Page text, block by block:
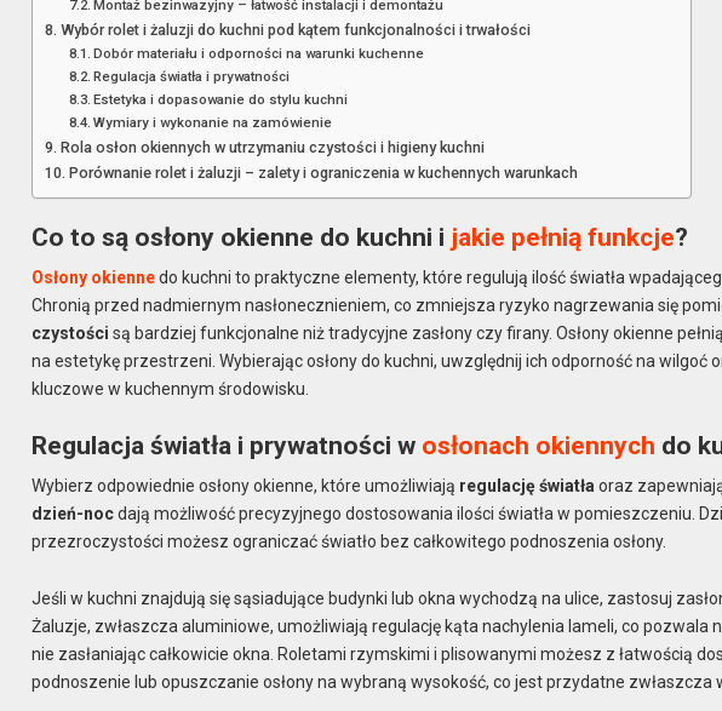
Montaż bezinwazyjny – łatwość instalacji i demontażu
Wybór rolet i żaluzji do kuchni pod kątem funkcjonalności i trwałości
Dobór materiału i odporności na warunki kuchenne
Regulacja światła i prywatności
Estetyka i dopasowanie do stylu kuchni
Wymiary i wykonanie na zamówienie
Rola osłon okiennych w utrzymaniu czystości i higieny kuchni
Porównanie rolet i żaluzji – zalety i ograniczenia w kuchennych warunkach
Co to są osłony okienne do kuchni i jakie pełnią funkcje?
Osłony okiennedo kuchni to praktyczne elementy, które regulują ilość światła
Chronią przed nadmiernym nasłonecznieniem, co zmniejsza ryzyko nagrzewania się
czystości są bardziej funkcjonalne niż tradycyjne zasłony czy firany. Osłony okienne
na estetykę przestrzeni. Wybierając osłony do kuchni, uwzględnij ich odporność na wilgoć
kluczowe w kuchennym środowisku.
Regulacja światła i prywatności w osłonach okiennych do
Wybierz odpowiednie osłony okienne, które umożliwiają regulację światła oraz
dzień-nocdają możliwość precyzyjnego dostosowania ilości światła w pomieszczeniu.
przezroczystości możesz ograniczać światło bez całkowitego podnoszenia osłony.
Jeśli w kuchni znajdują się sąsiadujące budynki lub okna wychodzą na ulice, zastosuj
Żaluzje, zwłaszcza aluminiowe, umożliwiają regulację kąta nachylenia lameli, co pozwala
nie zasłaniając całkowicie okna. Roletami rzymskimi i plisowanymi możesz z łatwością
podnoszenie lub opuszczanie osłony na wybraną wysokość, co jest przydatne zwłaszcza